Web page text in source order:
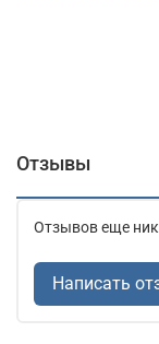
Отзывы
Отзывов еще
Написать